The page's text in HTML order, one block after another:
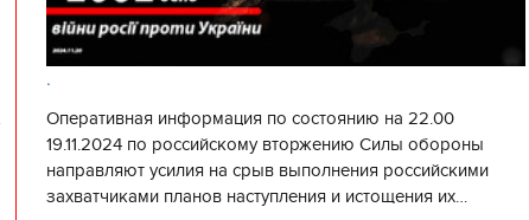
.
Оперативная информация по состоянию на 22.00
19.11.2024 по российскому вторжению Силы обороны
направляют усилия на срыв выполнения российскими
захватчиками планов наступления и истощения их
11.10.2017 | 16:22
Времена Руси: как выглядят
декорации к фильму
"Сторожевая застава"